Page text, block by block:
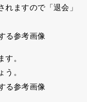
れますので「退会」
す。
う。